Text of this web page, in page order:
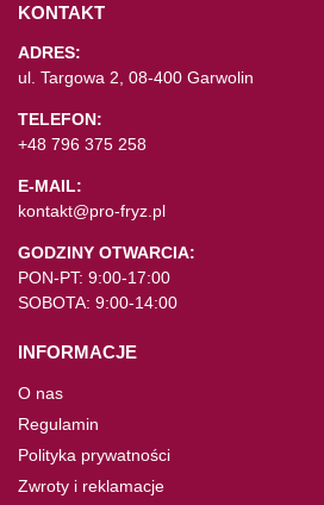
KONTAKT
ADRES:
ul. Targowa 2, 08-400 Garwolin
TELEFON:
+48 796 375 258
E-MAIL:
kontakt@pro-fryz.pl
GODZINY OTWARCIA:
PON-PT: 9:00-17:00
SOBOTA: 9:00-14:00
INFORMACJE
O nas
Regulamin
Polityka prywatności
Zwroty i reklamacje